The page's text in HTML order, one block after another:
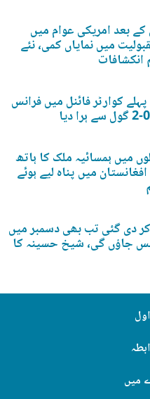
بعد امریکی عوام میں
میں نمایاں کمی، نئے
کوارٹر فائنل میں فرانس
میں ہمسائیہ ملک کا ہاتھ
میں پناہ لیے ہوئے
کر دی گئی تب بھی دسمبر میں
جاؤں گی، شیخ حسینہ کا
میں